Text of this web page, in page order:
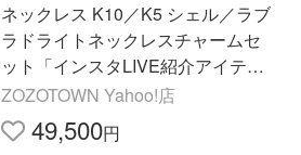
ネックレス K10／K5 シェル／ラブ
ラドライトネックレスチャームセ
ット「インスタLIVE紹介アイテ
ム」 レディース
ZOZOTOWN Yahoo!店
49,500円